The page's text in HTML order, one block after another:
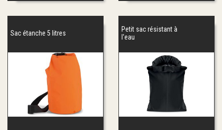
Sac étanche 5 litres
Petit sac résistant à
l'eau